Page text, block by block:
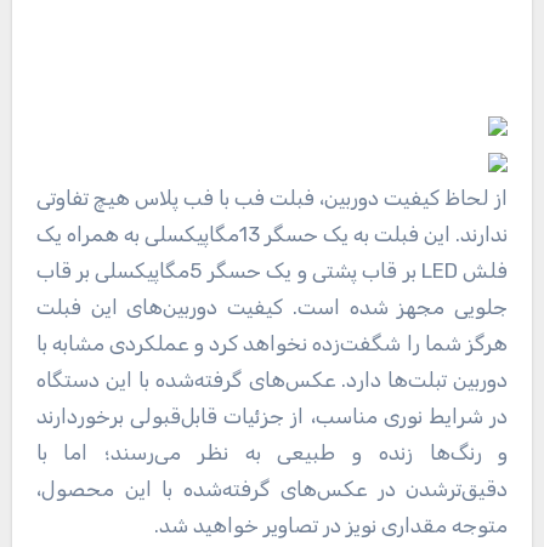
از لحاظ کیفیت دوربین، فبلت فب با فب پلاس هیچ تفاوتی
ندارند. این فبلت به یک حسگر 13مگاپیکسلی به همراه یک
فلش LED بر قاب پشتی و یک حسگر 5مگاپیکسلی بر قاب
جلویی مجهز شده است. کیفیت دوربین‌های این فبلت
هرگز شما را شگفت‌زده نخواهد کرد و عملکردی مشابه با
دوربین تبلت‌ها دارد. عکس‌های گرفته‌شده با این دستگاه
در شرایط نوری مناسب، از جزئیات قابل‌قبولی برخوردارند
و رنگ‌ها زنده و طبیعی به نظر می‌رسند؛ اما با
دقیق‌ترشدن در عکس‌های گرفته‌شده با این محصول،
متوجه مقداری نویز در تصاویر خواهید شد.